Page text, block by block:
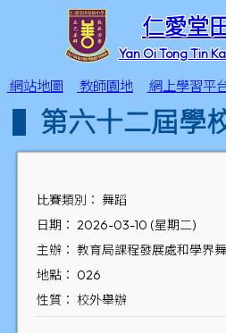
仁愛堂
Yan Oi Tong Tin
網站地圖 教師園地 網上學習平
第六十二屆學
比賽類別： 舞蹈
日期： 2026-03-10 (星期二)
主辦： 教育局課程發展處和學界
地點： 026
性質： 校外舉辦